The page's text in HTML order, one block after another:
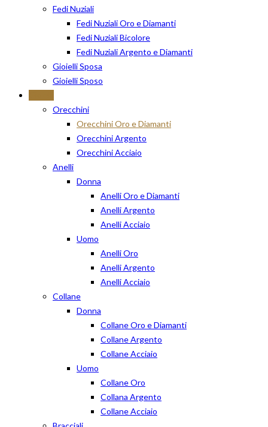
Fedi Nuziali
Fedi Nuziali Oro e Diamanti
Fedi Nuziali Bicolore
Fedi Nuziali Argento e Diamanti
Gioielli Sposa
Gioielli Sposo
Orecchini
Orecchini Oro e Diamanti
Orecchini Argento
Orecchini Acciaio
Anelli
Donna
Anelli Oro e Diamanti
Anelli Argento
Anelli Acciaio
Uomo
Anelli Oro
Anelli Argento
Anelli Acciaio
Collane
Donna
Collane Oro e Diamanti
Collane Argento
Collane Acciaio
Uomo
Collane Oro
Collana Argento
Collane Acciaio